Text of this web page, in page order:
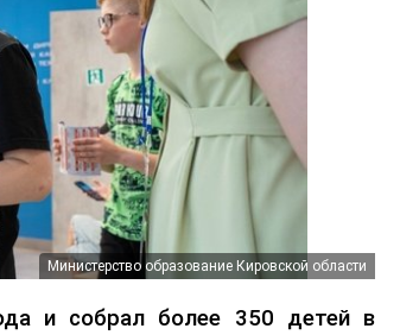
Министерство образование Кировской области
и собрал более 350 детей в